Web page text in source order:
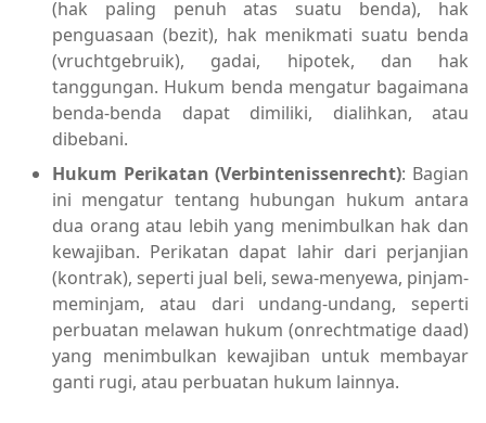
(hak paling penuh atas suatu benda), hak
penguasaan (bezit), hak menikmati suatu benda
(vruchtgebruik), gadai, hipotek, dan hak
tanggungan. Hukum benda mengatur bagaimana
benda-benda dapat dimiliki, dialihkan, atau
dibebani.
Hukum Perikatan (Verbintenissenrecht): Bagian
ini mengatur tentang hubungan hukum antara
dua orang atau lebih yang menimbulkan hak dan
kewajiban. Perikatan dapat lahir dari perjanjian
(kontrak), seperti jual beli, sewa-menyewa, pinjam-
meminjam, atau dari undang-undang, seperti
perbuatan melawan hukum (onrechtmatige daad)
yang menimbulkan kewajiban untuk membayar
ganti rugi, atau perbuatan hukum lainnya.